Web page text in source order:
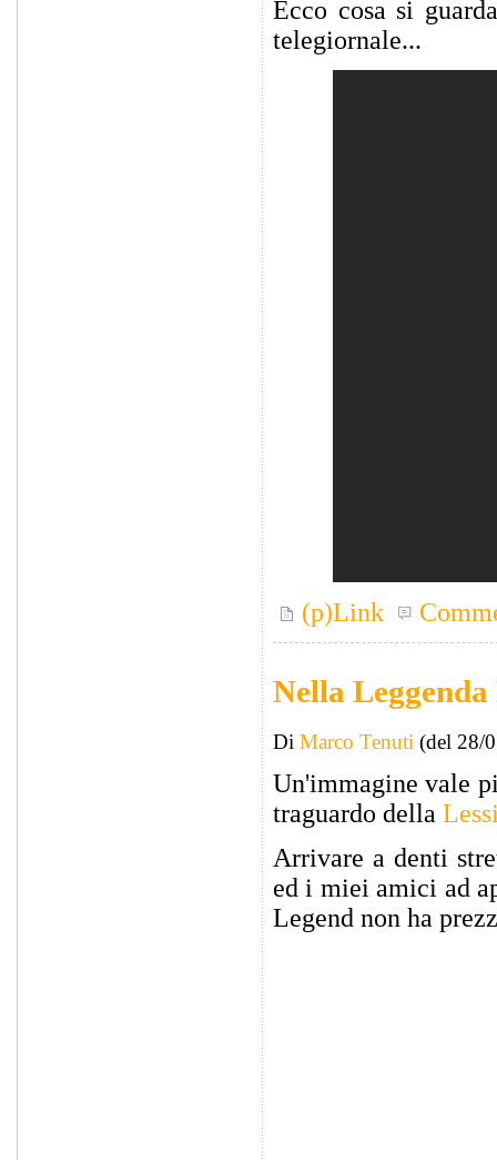
Ecco cosa si
telegiornale...
(p)Link
Nella Leggenda
Di Marco Tenuti (del 28/
Un'immagine vale
traguardo della
Arrivare a denti
ed i miei amici ad
Legend non ha